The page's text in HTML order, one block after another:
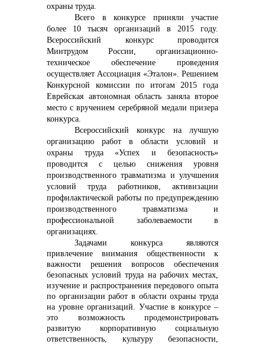
+7 (423) 234 50 50
info@vostokcement.ru
охраны труда.
Всего в конкурсе приняли участие
более 10 тысяч организаций в 2015 году.
Всероссийский конкурс проводится
Минтрудом России, организационно-
техническое обеспечение проведения
осуществляет Ассоциация «Эталон». Решением
Конкурсной комиссии по итогам 2015 года
Еврейская автономная область заняла второе
место с вручением серебряной медали призера
конкурса.
Всероссийский конкурс на лучшую
организацию работ в области условий и
охраны труда «Успех и безопасность»
проводится с целью снижения уровня
производственного травматизма и улучшения
условий труда работников, активизации
профилактической работы по предупреждению
производственного травматизма и
профессиональной заболеваемости в
организациях.
Задачами конкурса являются
привлечение внимания общественности к
важности решения вопросов обеспечения
безопасных условий труда на рабочих местах,
изучение и распространения передового опыта
по организации работ в области охраны труда
на уровне организаций. Участие в конкурсе –
это возможность продемонстрировать
развитую корпоративную социальную
ответственность, культуру безопасности,